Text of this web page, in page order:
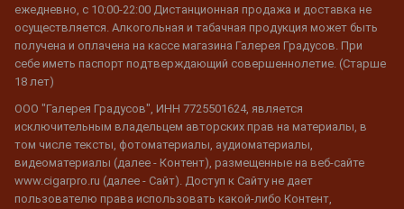
ежедневно, с 10:00-22:00 Дистанционная продажа и доставка не
осуществляется. Алкогольная и табачная продукция может быть
получена и оплачена на кассе магазина Галерея Градусов. При
себе иметь паспорт подтверждающий совершеннолетие. (Старше
18 лет)
ООО "Галерея Градусов", ИНН 7725501624, является
исключительным владельцем авторских прав на материалы, в
том числе тексты, фотоматериалы, аудиоматериалы,
видеоматериалы (далее - Контент), размещенные на веб-сайте
www.cigarpro.ru (далее - Сайт). Доступ к Сайту не дает
пользователю права использовать какой-либо Контент,